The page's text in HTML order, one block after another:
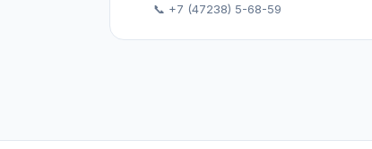
📞 +7 (47238) 5-68-59